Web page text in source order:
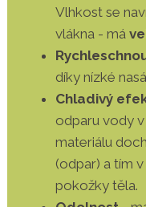
Vlhkost se
vlákna - má
díky nízké
Chladivý
odparu vody
materiálu
(odpar) a tím
pokožky těla.